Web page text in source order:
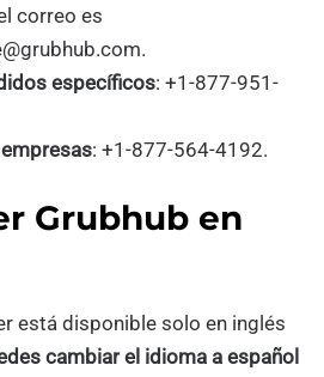
correo es
específicos: +1-877-951-
: +1-877-564-4192.
Grubhub en
está disponible solo en inglés
cambiar el idioma a español